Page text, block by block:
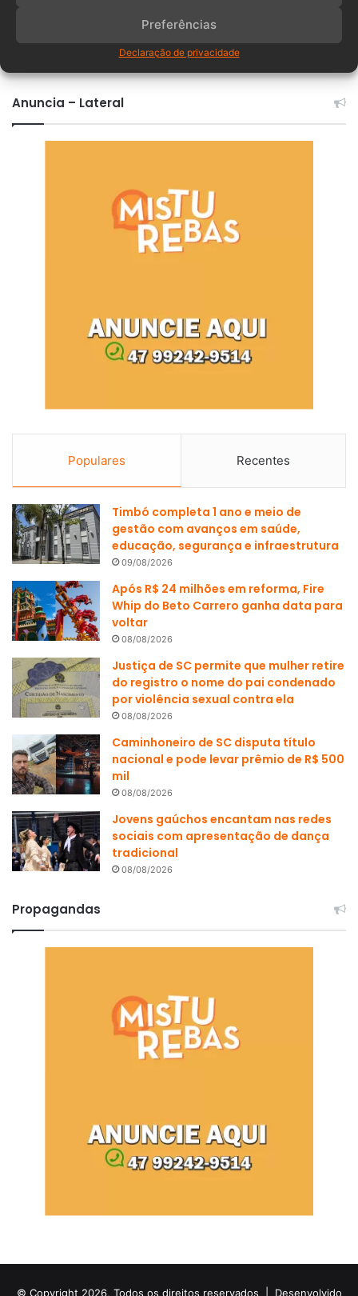
Preferências
Declaração de privacidade
Comentários
Anuncia – Lateral
Populares Recentes
Timbó completa 1 ano e meio de
gestão com avanços em saúde,
educação, segurança e infraestrutura
09/08/2026
Após R$ 24 milhões em reforma, Fire
Whip do Beto Carrero ganha data para
voltar
08/08/2026
Justiça de SC permite que mulher retire
do registro o nome do pai condenado
por violência sexual contra ela
08/08/2026
Caminhoneiro de SC disputa título
nacional e pode levar prêmio de R$ 500
mil
08/08/2026
Jovens gaúchos encantam nas redes
sociais com apresentação de dança
tradicional
08/08/2026
Propagandas
© Copyright 2026, Todos os direitos reservados | Desenvolvido